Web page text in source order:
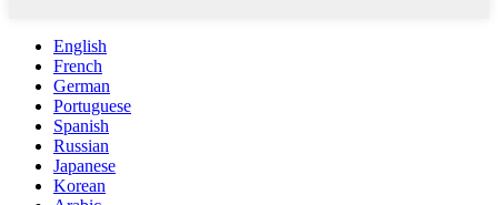
English
French
German
Portuguese
Spanish
Russian
Japanese
Korean